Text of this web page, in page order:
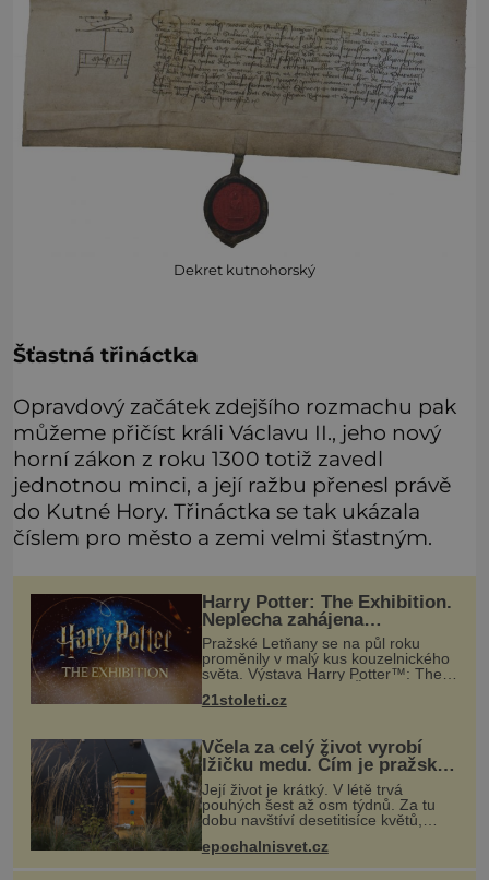
Dekret kutnohorský
Šťastná třináctka
Opravdový začátek zdejšího rozmachu pak
můžeme přičíst králi Václavu II., jeho nový
horní zákon z roku 1300 totiž zavedl
jednotnou minci, a její ražbu přenesl právě
do Kutné Hory. Třináctka se tak ukázala
číslem pro město a zemi velmi šťastným.
Harry Potter: The Exhibition.
Neplecha zahájena…
Pražské Letňany se na půl roku
proměnily v malý kus kouzelnického
světa. Výstava Harry Potter™: The
originální filmové kostýmy a rekvizity,
21stoleti.cz
Včela za celý život vyrobí
lžičku medu. Čím je pražský
med ze střech tak ceněný?
Její život je krátký. V létě trvá
pouhých šest až osm týdnů. Za tu
dobu navštíví desetitisíce květů,
přibližně devět gramů medu –
zhruba jednu čajovou lžičku. Sama o
epochalnisvet.cz